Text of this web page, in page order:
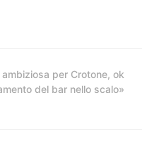
per Crotone, ok
del bar nello scalo»